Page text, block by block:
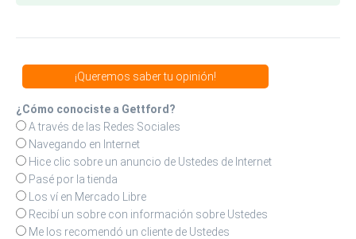
¡Queremos saber tu opinión!
¿Cómo conociste a Gettford?
A través de las Redes Sociales
Navegando en Internet
Hice clic sobre un anuncio de Ustedes de Internet
Pasé por la tienda
Los ví en Mercado Libre
Recibí un sobre con información sobre Ustedes
Me los recomendó un cliente de Ustedes